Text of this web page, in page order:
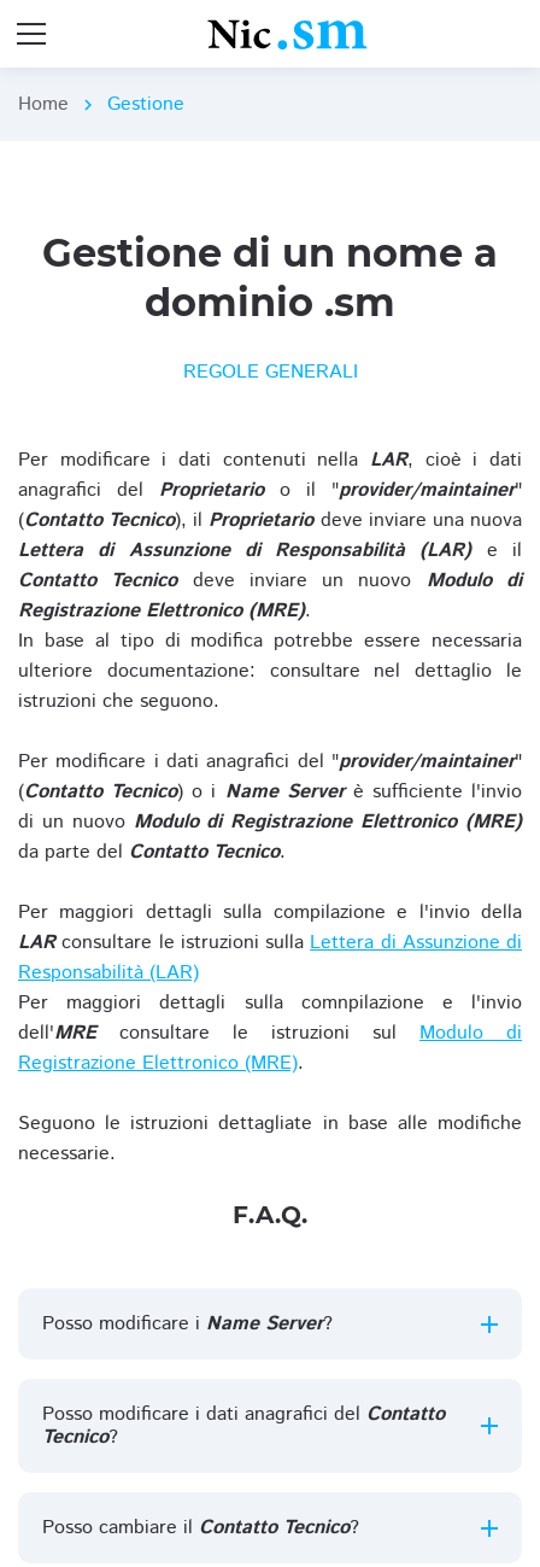
Home chevron_right Gestione
Gestione di un nome a
dominio .sm
REGOLE GENERALI
Per modificare i dati contenuti nella LAR, cioè i dati
anagrafici del Proprietarioo il "provider/maintainer"
(Contatto Tecnico), il Proprietariodeve inviare una nuova
Lettera di Assunzione di Responsabilità (LAR)e il
Contatto Tecnicodeve inviare un nuovo Modulo di
Registrazione Elettronico (MRE).
In base al tipo di modifica potrebbe essere necessaria
ulteriore documentazione: consultare nel dettaglio le
istruzioni che seguono.
Per modificare i dati anagrafici del "provider/maintainer"
(Contatto Tecnico) o i Name Serverè sufficiente l'invio
di un nuovo Modulo di Registrazione Elettronico (MRE)
da parte del Contatto Tecnico.
Per maggiori dettagli sulla compilazione e l'invio della
LARconsultare le istruzioni sullaLettera di Assunzione di
Responsabilità (LAR)
Per maggiori dettagli sulla comnpilazione e l'invio
dell'MREconsultare le istruzioni sul Modulo di
Registrazione Elettronico (MRE).
Seguono le istruzioni dettagliate in base alle modifiche
necessarie.
F.A.Q.
Posso modificare i Name Server?
Posso modificare i dati anagrafici del Contatto
Tecnico?
Posso cambiare il Contatto Tecnico?